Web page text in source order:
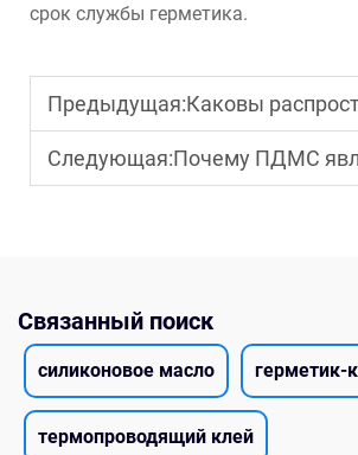
срок службы герметика.
Предыдущая:Каковы распространённые области применения
Следующая:Почему ПДМС является предпочтительным
Связанный поиск
силиконовое масло герметик-
термопроводящий клей